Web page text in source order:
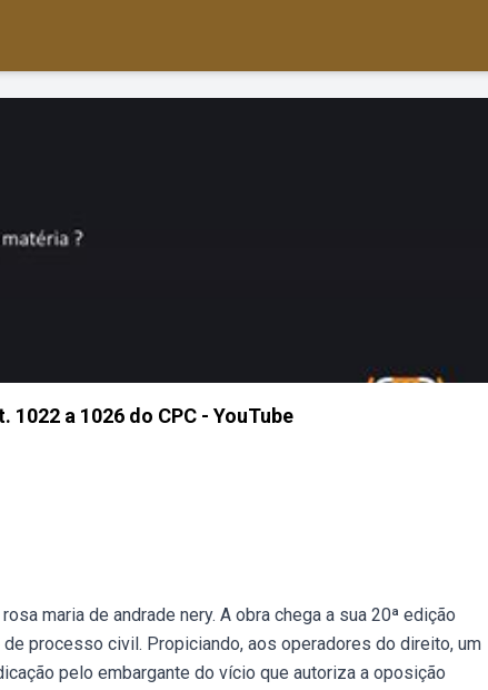
a 1026 do CPC - YouTube
maria de andrade nery. A obra chega a sua 20ª edição
processo civil. Propiciando, aos operadores do direito, um
pelo embargante do vício que autoriza a oposição